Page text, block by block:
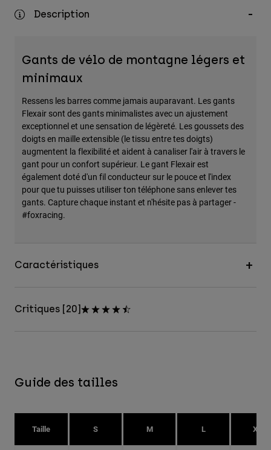
Description
Gants de vélo de montagne légers et
minimaux
Ressens les barres comme jamais auparavant. Les gants
Flexair sont des gants minimalistes avec un ajustement
exceptionnel et une sensation de légèreté. Les goussets des
doigts en maille extensible (le tissu entre tes doigts)
augmentent la flexibilité et aident à canaliser l'air à travers le
gant pour un confort supérieur. Le gant Flexair est
également doté d'un fil conducteur sur le pouce et l'index
pour que tu puisses utiliser ton téléphone sans enlever tes
gants. Capture chaque instant et n'hésite pas à partager -
#foxracing.
Caractéristiques
Critiques [20]
Guide des tailles
Taille S M L XL